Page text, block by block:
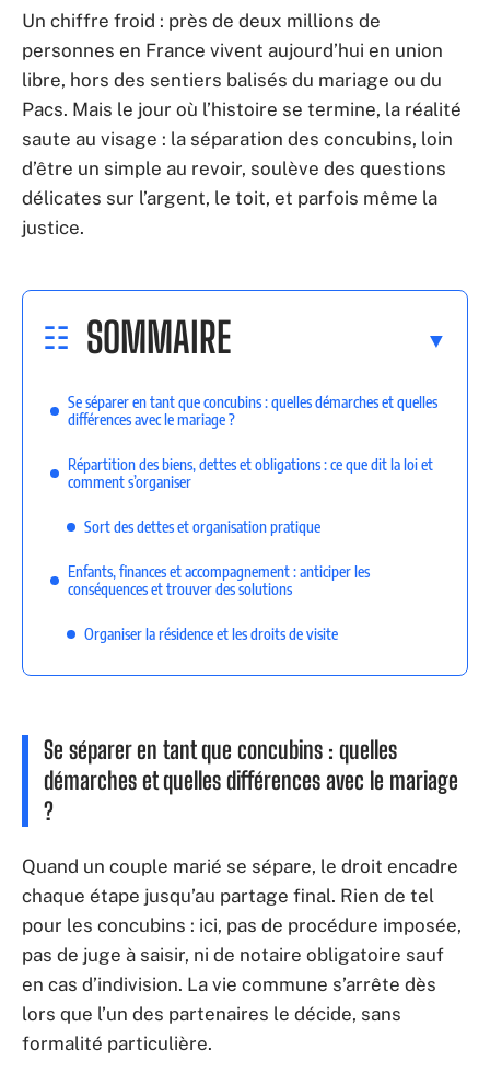
Un chiffre froid : près de deux millions de
personnes en France vivent aujourd’hui en union
libre, hors des sentiers balisés du mariage ou du
Pacs. Mais le jour où l’histoire se termine, la réalité
saute au visage : la séparation des concubins, loin
d’être un simple au revoir, soulève des questions
délicates sur l’argent, le toit, et parfois même la
justice.
SOMMAIRE
Se séparer en tant que concubins : quelles démarches et quelles
différences avec le mariage ?
Répartition des biens, dettes et obligations : ce que dit la loi et
comment s’organiser
Sort des dettes et organisation pratique
Enfants, finances et accompagnement : anticiper les
conséquences et trouver des solutions
Organiser la résidence et les droits de visite
Se séparer en tant que concubins : quelles
démarches et quelles différences avec le mariage
?
Quand un couple marié se sépare, le droit encadre
chaque étape jusqu’au partage final. Rien de tel
pour les concubins : ici, pas de procédure imposée,
pas de juge à saisir, ni de notaire obligatoire sauf
en cas d’indivision. La vie commune s’arrête dès
lors que l’un des partenaires le décide, sans
formalité particulière.